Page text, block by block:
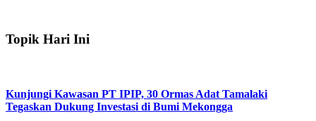
Topik Hari Ini
Kunjungi Kawasan PT IPIP, 30 Ormas Adat Tamalaki
Tegaskan Dukung Investasi di Bumi Mekongga